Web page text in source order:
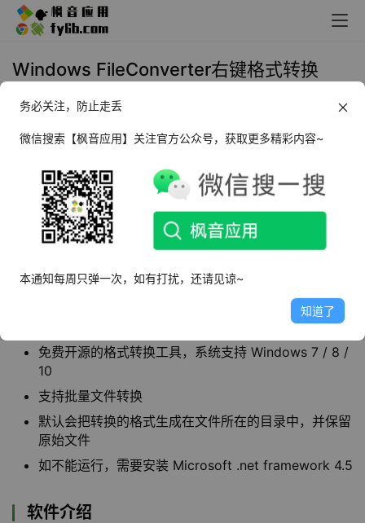
Windows FileConverter右键格式转换
2022年9月8日 14:30 办公必备
File Converter
是一款功能强大的万能文件转换
器，这款软件可以集成到你的右键功能菜单中，
不管你想要转换什么格式的文件都可以通过这款
免费开源的格式转换工具，系统支持 Windows 7 / 8 /
10
支持批量文件转换
默认会把转换的格式生成在文件所在的目录中，并保留
原始文件
如不能运行，需要安装 Microsoft .net framework 4.5
软件介绍
务必关注，防止走丢
微信搜索【枫音应用】关注官方公众号，获取更多精彩内容~
本通知每周只弹一次，如有打扰，还请见谅~
知道了